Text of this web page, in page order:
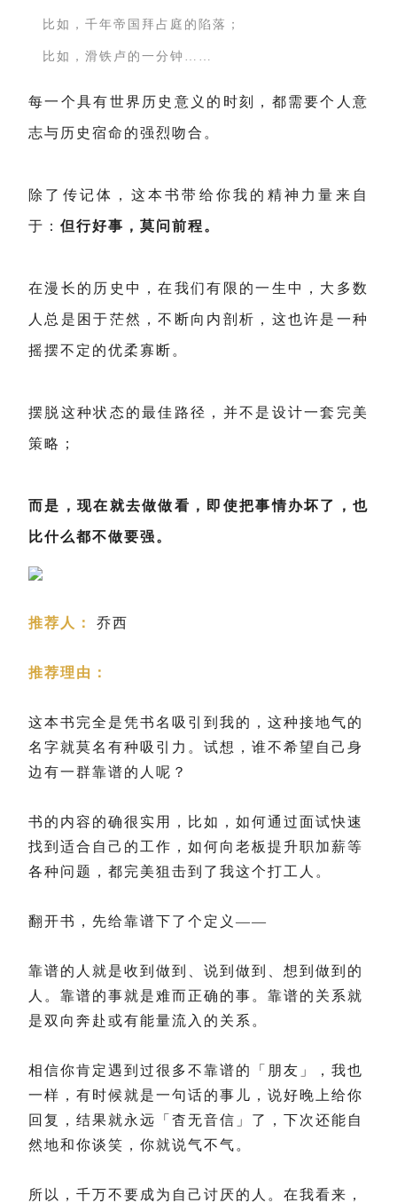
比如，千年帝国拜占庭的陷落；
比如，滑铁卢的一分钟……
每一个具有世界历史意义的时刻，都需要个人意
志与历史宿命的强烈吻合。
除了传记体，这本书带给你我的精神力量来自
于： 但行好事，莫问前程。
在漫长的历史中，在我们有限的一生中，大多数
人总是困于茫然，不断向内剖析，这也许是一种
摇摆不定的优柔寡断。
摆脱这种状态的最佳路径，并不是设计一套完美
策略；
而是，现在就去做做看，即使把事情办坏了，也
比什么都不做要强。
推荐人： 乔西
推荐理由：
这本书完全是凭书名吸引到我的，这种接地气的
名字就莫名有种吸引力。试想，谁不希望自己身
边有一群靠谱的人呢？
书的内容的确很实用，比如，如何通过面试快速
找到适合自己的工作，如何向老板提升职加薪等
各种问题，都完美狙击到了我这个打工人。
翻开书，先给靠谱下了个定义——
靠谱的人就是收到做到、说到做到、想到做到的
人。靠谱的事就是难而正确的事。靠谱的关系就
是双向奔赴或有能量流入的关系。
相信你肯定遇到过很多不靠谱的「朋友」，我也
一样，有时候就是一句话的事儿，说好晚上给你
回复，结果就永远「杳无音信」了，下次还能自
然地和你谈笑，你就说气不气。
所以，千万不要成为自己讨厌的人。在我看来，